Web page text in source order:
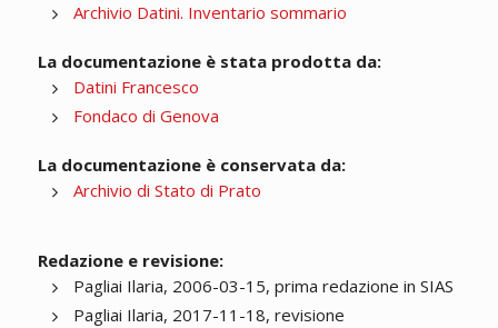
Archivio Datini. Inventario sommario
La documentazione è stata prodotta da:
Datini Francesco
Fondaco di Genova
La documentazione è conservata da:
Archivio di Stato di Prato
Redazione e revisione:
Pagliai Ilaria, 2006-03-15, prima redazione in SIAS
Pagliai Ilaria, 2017-11-18, revisione